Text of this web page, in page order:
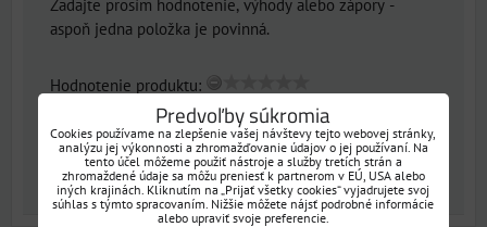
Zadajte prosím hodnotenie, výhody alebo zápory -
aspoň jedna položka je povinná.
Hodnotenie produktu:
* (Povinné)
Odoslať
Predvoľby súkromia
Cookies používame na zlepšenie vašej návštevy tejto webovej stránky,
analýzu jej výkonnosti a zhromažďovanie údajov o jej používaní. Na
tento účel môžeme použiť nástroje a služby tretích strán a
zhromaždené údaje sa môžu preniesť k partnerom v EÚ, USA alebo
iných krajinách. Kliknutím na „Prijať všetky cookies“ vyjadrujete svoj
súhlas s týmto spracovaním. Nižšie môžete nájsť podrobné informácie
alebo upraviť svoje preferencie.